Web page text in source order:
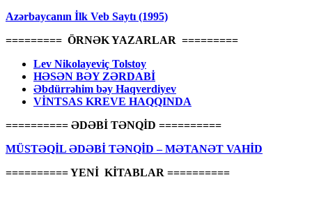
Azərbaycanın İlk Veb Saytı (1995)
========= ÖRNƏK YAZARLAR =========
Lev Nikolayeviç Tolstoy
HƏSƏN BƏY ZƏRDABİ
Əbdürrəhim bəy Haqverdiyev
VİNTSAS KREVE HAQQINDA
========== ƏDƏBİ TƏNQİD ==========
MÜSTƏQİL ƏDƏBİ TƏNQİD – MƏTANƏT VAHİD
========== YENİ KİTABLAR ==========